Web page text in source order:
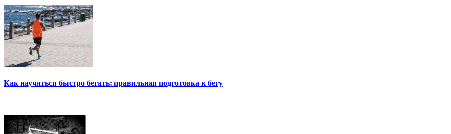
Как научиться быстро бегать: правильная подготовка к бегу